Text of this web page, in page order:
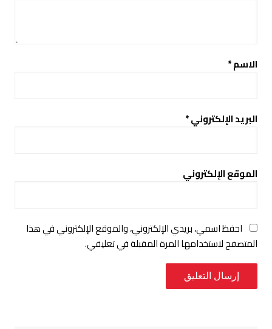
الاسم*
البريد الإلكتروني*
الموقع الإلكتروني
احفظ اسمي، بريدي الإلكتروني، والموقع الإلكتروني في هذا
المتصفح لاستخدامها المرة المقبلة في تعليقي.